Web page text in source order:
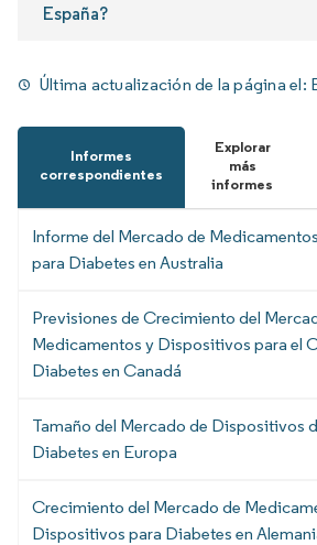
España?
Última actualización de la página el:
Informes
correspondientes
Explorar
más
informes
Informe del Mercado de
para Diabetes en Australia
Previsiones de Crecimiento del
Medicamentos y Dispositivos para el
Diabetes en Canadá
Tamaño del Mercado de Dispositivos
Diabetes en Europa
Crecimiento del Mercado de
Dispositivos para Diabetes en